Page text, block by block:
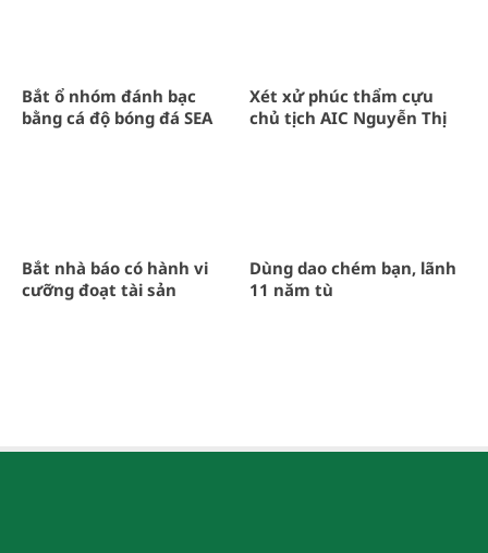
Bắt ổ nhóm đánh bạc
bằng cá độ bóng đá SEA
Xét xử phúc thẩm cựu
chủ tịch AIC Nguyễn Thị
Bắt nhà báo có hành vi
cưỡng đoạt tài sản
Dùng dao chém bạn, lãnh
11 năm tù